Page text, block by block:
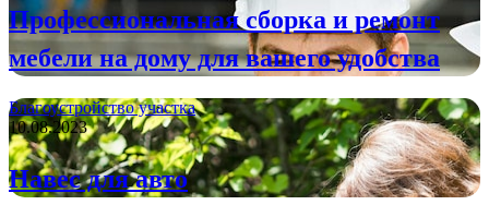
Профессиональная сборка и ремонт
мебели на дому для вашего удобства
Благоустройство участка
10.08.2023
Навес для авто